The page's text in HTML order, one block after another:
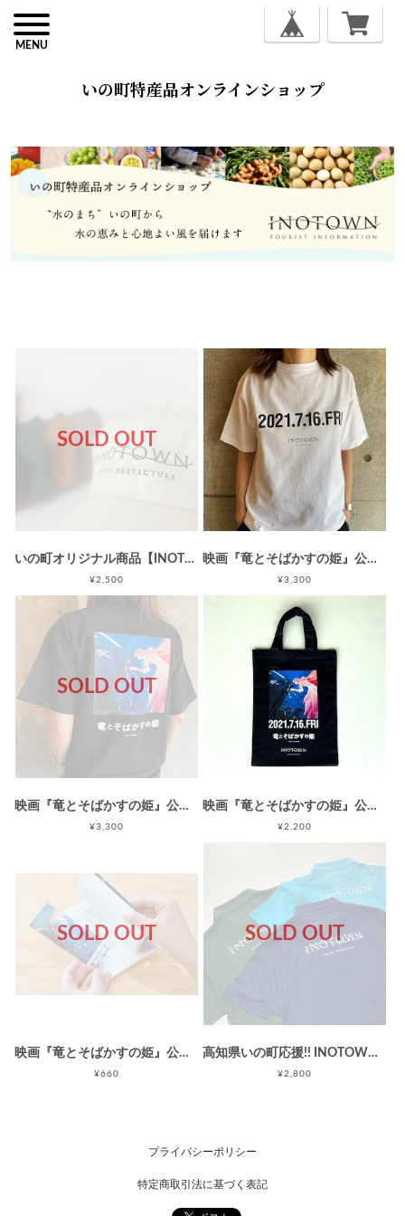
MENU
いの町特産品オンラインショップ
SOLD OUT
いの町オリジナル商品【INOTOWN CAP】
¥2,500
映画『竜とそばかすの姫』公開記念!! INOTOWN特製Tシャツ(WHITE)
¥3,300
SOLD OUT
映画『竜とそばかすの姫』公開記念!! INOTOWN特製Tシャツ(BLACK)
¥3,300
映画『竜とそばかすの姫』公開記念!! INOTOWN特製コットンバッグ
¥2,200
SOLD OUT
映画『竜とそばかすの姫』公開記念!! INOTOWN特製クリアブックマーク
¥660
SOLD OUT
高知県いの町応援!! INOTOWN LOGO ポロシャツ
¥2,800
プライバシーポリシー
特定商取引法に基づく表記